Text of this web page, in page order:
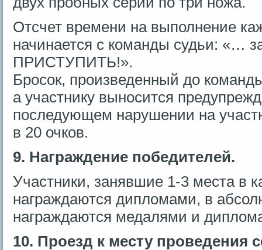
Отсчет времени на выполнение
начинается с команды судьи: «…
ПРИСТУПИТЬ!».
Бросок, произведенный до
а участнику выносится
последующем нарушении на
в 20 очков.
9. Награждение победителей.
Участники, занявшие 1-3 места в
награждаются дипломами, в
награждаются медалями и
10. Проезд к месту проведения